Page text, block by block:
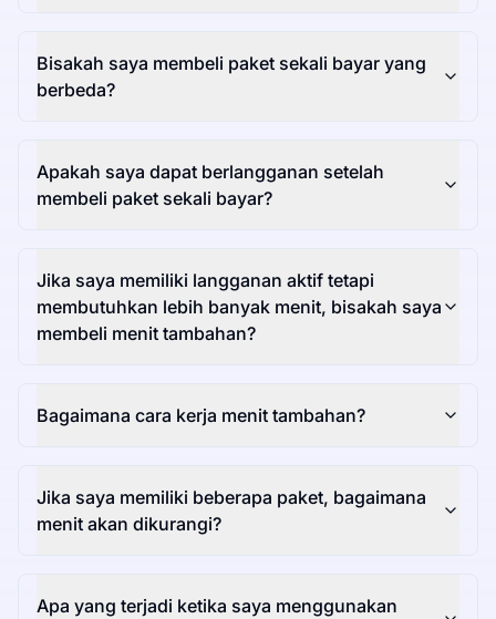
Bisakah saya membeli paket sekali bayar yang
berbeda?
Apakah saya dapat berlangganan setelah
membeli paket sekali bayar?
Jika saya memiliki langganan aktif tetapi
membutuhkan lebih banyak menit, bisakah saya
membeli menit tambahan?
Bagaimana cara kerja menit tambahan?
Jika saya memiliki beberapa paket, bagaimana
menit akan dikurangi?
Apa yang terjadi ketika saya menggunakan